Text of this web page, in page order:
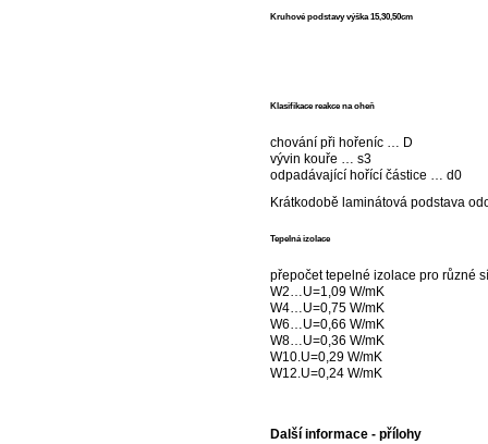
Kruhové podstavy výška 15,30,50cm
Klasifikace reakce na oheň
chování při hořeníc … D
vývin kouře … s3
odpadávající hořící částice … d0
Krátkodobě laminátová podstava
Tepelná izolace
přepočet tepelné izolace pro různé
W2…U=1,09 W/mK
W4…U=0,75 W/mK
W6…U=0,66 W/mK
W8…U=0,36 W/mK
W10.U=0,29 W/mK
W12.U=0,24 W/mK
Další informace - přílohy